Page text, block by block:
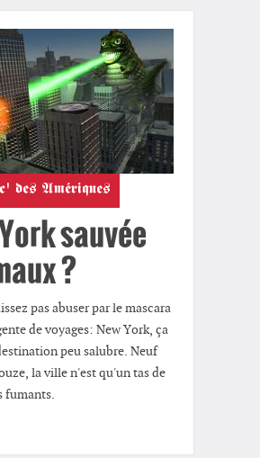
des Amériques
sauvée
?
pas abuser par le mascara
de voyages: New York, ça
peu salubre. Neuf
la ville n'est qu'un tas de
fumants.